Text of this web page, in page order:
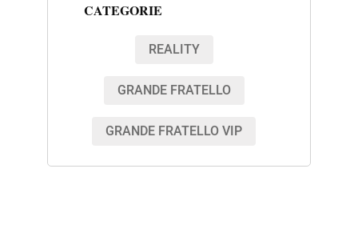
CATEGORIE
REALITY
GRANDE FRATELLO
GRANDE FRATELLO VIP